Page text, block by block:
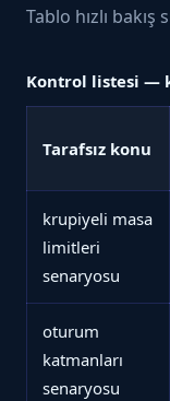
Tablo hızlı
Kontrol listesi —
Tarafsız konu
krupiyeli masa
limitleri
senaryosu
oturum
katmanları
senaryosu